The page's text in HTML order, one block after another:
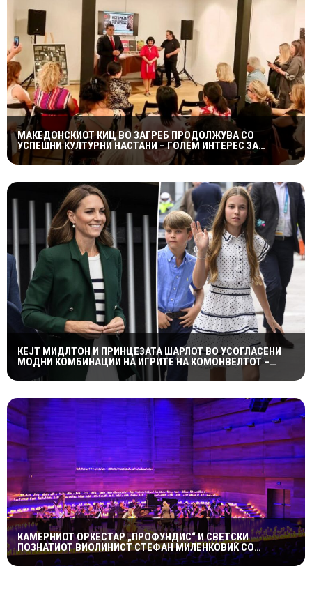
МАКЕДОНСКИОТ КИЦ ВО ЗАГРЕБ ПРОДОЛЖУВА СО
УСПЕШНИ КУЛТУРНИ НАСТАНИ – ГОЛЕМ ИНТЕРЕС ЗА
„ИСТОРИЈА НА МАКЕДОНСКАТА РОК МУЗИКА“
КЕЈТ МИДЛТОН И ПРИНЦЕЗАТА ШАРЛОТ ВО УСОГЛАСЕНИ
МОДНИ КОМБИНАЦИИ НА ИГРИТЕ НА КОМОНВЕЛТОТ –
КРАЛСКОТО СЕМЕЈСТВО ГО ПРИВЛЕЧЕ ЦЕЛОТО ВНИМАНИЕ
КАМЕРНИОТ ОРКЕСТАР „ПРОФУНДИС“ И СВЕТСКИ
ПОЗНАТИОТ ВИОЛИНИСТ СТЕФАН МИЛЕНКОВИЌ СО
СПЕКТАКУЛАРЕН „CANDLELIGHT“ КОНЦЕРТ НА „ОХРИДСКО
ЛЕТО“